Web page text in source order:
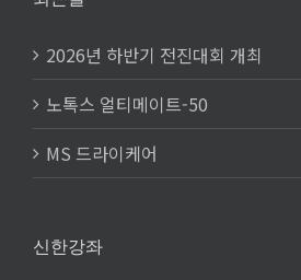
2026년 하반기 전진대회 개최
노톡스 얼티메이트-50
MS 드라이케어
신한강좌